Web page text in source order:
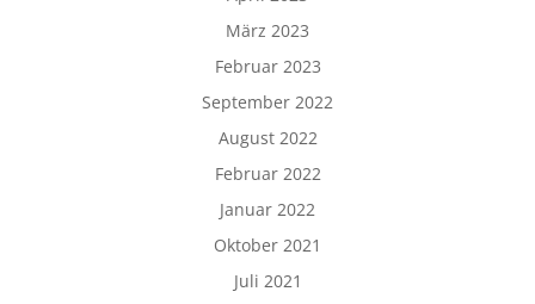
März 2023
Februar 2023
September 2022
August 2022
Februar 2022
Januar 2022
Oktober 2021
Juli 2021